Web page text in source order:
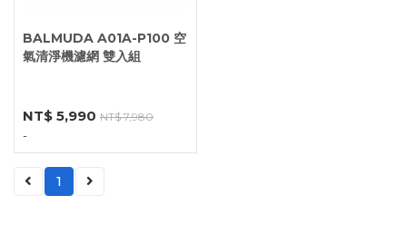
BALMUDA A01A-P100 空
氣清淨機濾網 雙入組
NT$ 5,990 NT$ 7,980
-
1